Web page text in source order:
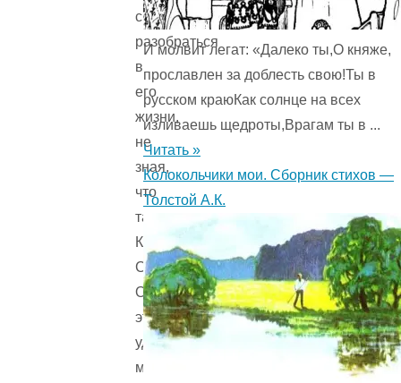
сможешь
разобраться
в
его
жизни,
не
зная,
что
такое
Кенсингтонский
Сад?
О,
это
удивительное
место!
И молвит легат: «Далеко ты,О княже,
прославлен за доблесть свою!Ты в
русском краюКак солнце на всех
изливаешь щедроты,Врагам ты в ...
Читать »
Колокольчики мои. Сборник стихов —
Толстой А.К.